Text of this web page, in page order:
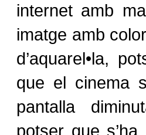
internet amb
imatge amb
d’aquarel•la,
que el cinema
pantalla
potser que